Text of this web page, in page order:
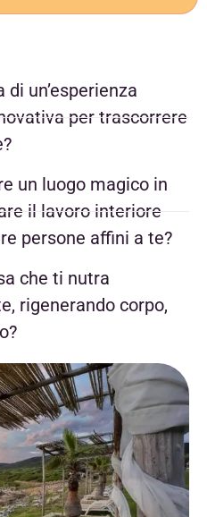
un’esperienza
per trascorrere
un luogo magico in
il lavoro interiore
persone affini a te?
che ti nutra
rigenerando corpo,